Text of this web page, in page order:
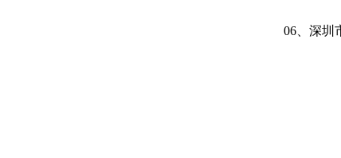
06、深圳